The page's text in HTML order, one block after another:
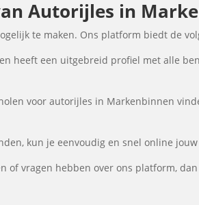
Autorijles in
te maken. Ons platform biedt de
heeft een uitgebreid profiel met alle
voor autorijles in Markenbinnen
kun je eenvoudig en snel online
vragen hebben over ons platform,